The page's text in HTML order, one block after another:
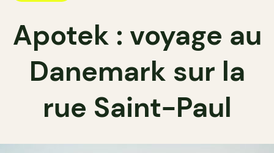
Apotek : voyage au
Danemark sur la
rue Saint-Paul